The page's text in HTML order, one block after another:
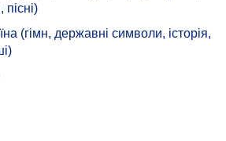
(гімн, державні символи, історія,